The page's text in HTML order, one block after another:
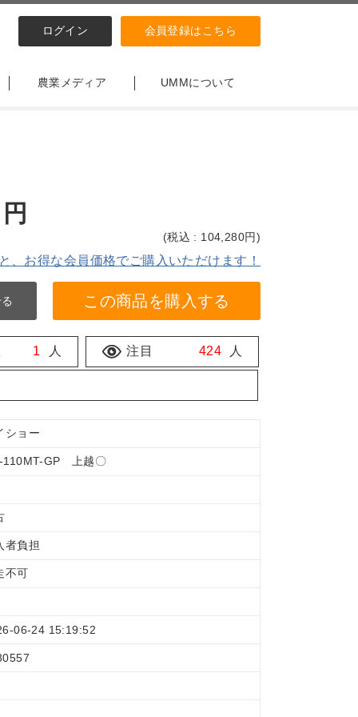
ログイン 会員登録はこちら
農業メディア UMMについて
円
(税込 : 104,280円)
、お得な会員価格でご購入いただけます！
この商品を購入する
1 人 注目 424 人
ショー
110MT-GP 上越〇
者負担
不可
06-24 15:19:52